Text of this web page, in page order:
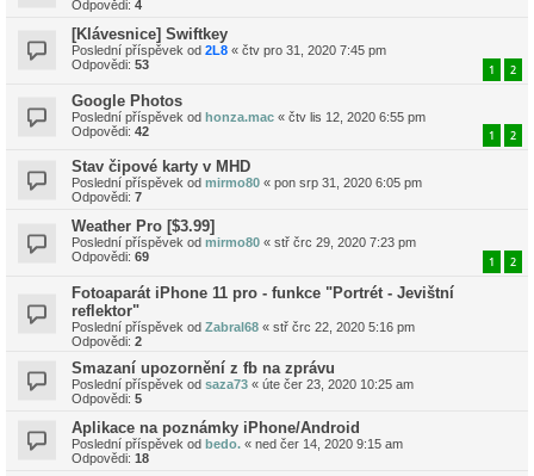
Odpovědi: 4
[Klávesnice] Swiftkey
Poslední příspěvek od 2L8 « čtv pro 31, 2020 7:45 pm
Odpovědi: 53 1 2
Google Photos
Poslední příspěvek od honza.mac « čtv lis 12, 2020 6:55 pm
Odpovědi: 42 1 2
Stav čipové karty v MHD
Poslední příspěvek od mirmo80 « pon srp 31, 2020 6:05 pm
Odpovědi: 7
Weather Pro [$3.99]
Poslední příspěvek od mirmo80 « stř črc 29, 2020 7:23 pm
Odpovědi: 69 1 2
Fotoaparát iPhone 11 pro - funkce "Portrét - Jevištní
reflektor"
Poslední příspěvek od Zabral68 « stř črc 22, 2020 5:16 pm
Odpovědi: 2
Smazaní upozornění z fb na zprávu
Poslední příspěvek od saza73 « úte čer 23, 2020 10:25 am
Odpovědi: 5
Aplikace na poznámky iPhone/Android
Poslední příspěvek od bedo. « ned čer 14, 2020 9:15 am
Odpovědi: 18